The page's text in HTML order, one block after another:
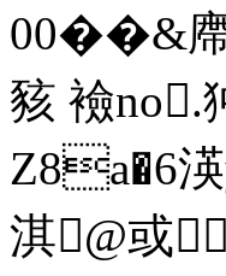
00��&
豥 襝no.
Z8a�6渶
淇@或